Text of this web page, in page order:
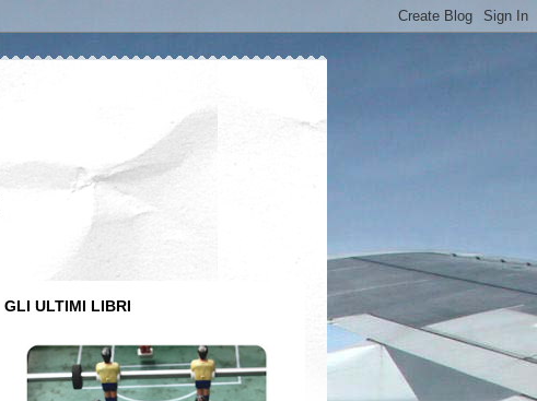
GLI ULTIMI LIBRI